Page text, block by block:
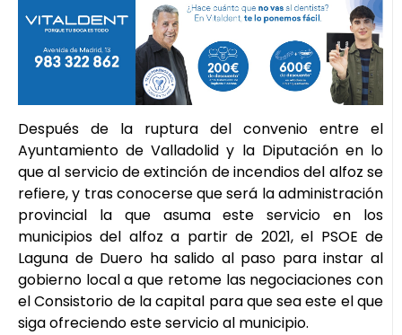
Después de la ruptura del convenio entre el
Ayuntamiento de Valladolid y la Diputación en lo
que al servicio de extinción de incendios del alfoz se
refiere, y tras conocerse que será la administración
provincial la que asuma este servicio en los
municipios del alfoz a partir de 2021, el PSOE de
Laguna de Duero ha salido al paso para instar al
gobierno local a que retome las negociaciones con
el Consistorio de la capital para que sea este el que
siga ofreciendo este servicio al municipio.